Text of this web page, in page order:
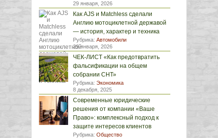
29 января, 2026
Как AJS и Matchless сделали
Англию мотоциклетной державой
— история, характер и техника
Рубрика: Автомобили
29 января, 2026
ЧЕК-ЛИСТ «Как предотвратить
фальсификации на общем
собрании СНТ»
Рубрика: Экономика
8 декабря, 2025
Современные юридические
решения от компании «Ваше
Право»: комплексный подход к
защите интересов клиентов
Рубрика: Общество